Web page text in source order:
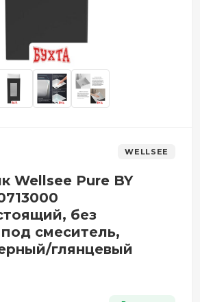
WELLSEE
Wellsee Pure BY
без
смеситель,
глянцевый